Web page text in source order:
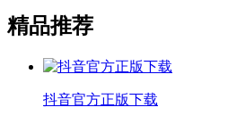
精品推荐
抖音官方正版下载